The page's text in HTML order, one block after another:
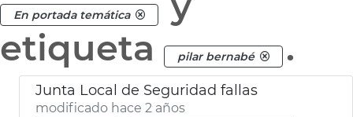
En portada temática
etiqueta
pilar bernabé .
Junta Local de Seguridad fallas
modificado hace 2 años